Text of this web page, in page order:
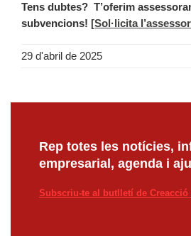
Tens dubtes? T’oferim
subvencions! [Sol·licita
29 d'abril de 2025
Rep totes les notícies,
empresarial, agenda i
Subscriu-te al butlletí de Creacció